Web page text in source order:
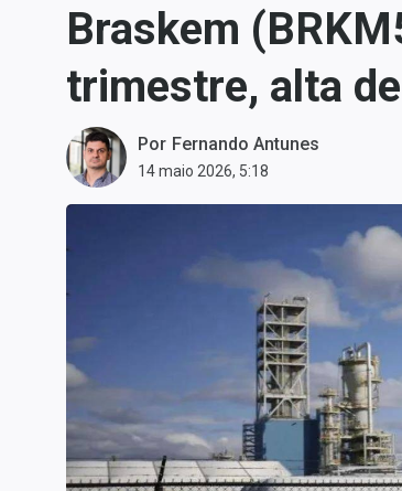
Carteiras Recomendadas
Central de Fundos
Central dos IPOs
Renda Fixa
Mercados
Economia
Colunas
Especiais
Braskem
trimestre, alta
Por Fernando Antunes
14 maio 2026, 5:18